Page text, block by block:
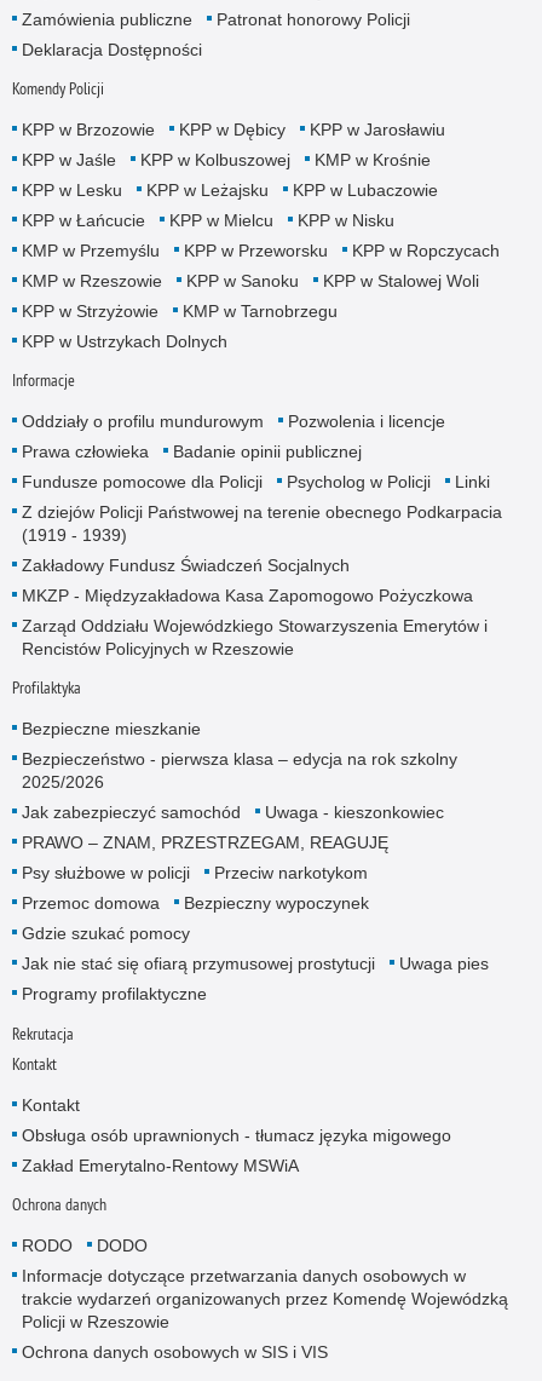
Zamówienia publiczne
Patronat honorowy Policji
Deklaracja Dostępności
Komendy Policji
KPP w Brzozowie KPP w Dębicy
KPP w Jarosławiu
KPP w Jaśle
KPP w Kolbuszowej
KMP w Krośnie
KPP w Lesku
KPP w Leżajsku
KPP w Lubaczowie
KPP w Łańcucie
KPP w Mielcu
KPP w Nisku
KMP w Przemyślu
KPP w Przeworsku
KPP w Ropczycach
KMP w Rzeszowie
KPP w Sanoku
KPP w Stalowej Woli
KPP w Strzyżowie
KMP w Tarnobrzegu
KPP w Ustrzykach Dolnych
Informacje
Oddziały o profilu mundurowym
Pozwolenia i licencje
Prawa człowieka
Badanie opinii publicznej
Fundusze pomocowe dla Policji
Psycholog w Policji
Linki
Z dziejów Policji Państwowej na terenie obecnego Podkarpacia
(1919 - 1939)
Zakładowy Fundusz Świadczeń Socjalnych
MKZP - Międzyzakładowa Kasa Zapomogowo Pożyczkowa
Zarząd Oddziału Wojewódzkiego Stowarzyszenia Emerytów i
Rencistów Policyjnych w Rzeszowie
Profilaktyka
Bezpieczne mieszkanie
Bezpieczeństwo - pierwsza klasa – edycja na rok szkolny
2025/2026
Jak zabezpieczyć samochód
Uwaga - kieszonkowiec
PRAWO – ZNAM, PRZESTRZEGAM, REAGUJĘ
Psy służbowe w policji
Przeciw narkotykom
Przemoc domowa
Bezpieczny wypoczynek
Gdzie szukać pomocy
Jak nie stać się ofiarą przymusowej prostytucji
Uwaga pies
Programy profilaktyczne
Rekrutacja
Kontakt
Kontakt
Obsługa osób uprawnionych - tłumacz języka migowego
Zakład Emerytalno-Rentowy MSWiA
Ochrona danych
RODO
DODO
Informacje dotyczące przetwarzania danych osobowych w
trakcie wydarzeń organizowanych przez Komendę Wojewódzką
Policji w Rzeszowie
Ochrona danych osobowych w SIS i VIS